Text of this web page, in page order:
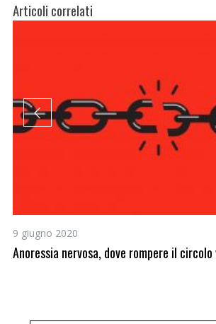
Articoli correlati
9 giugno 2020
Anoressia nervosa, dove rompere il circolo